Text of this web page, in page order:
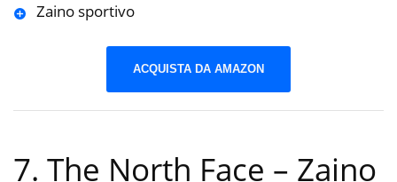
Zaino sportivo
ACQUISTA DA AMAZON
7. The North Face – Zaino